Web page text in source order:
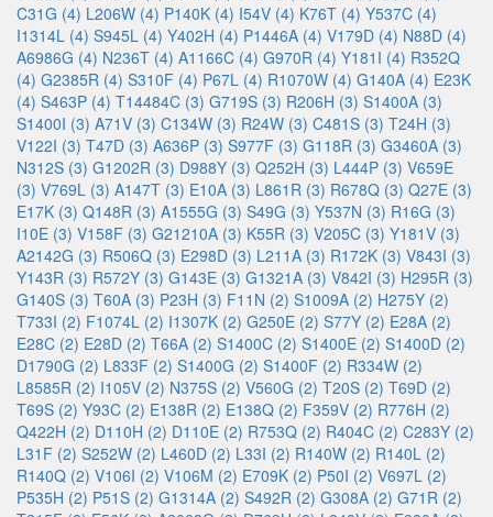
C31G (4) L206W (4) P140K (4) I54V (4) K76T (4) Y537C (4)
I1314L (4) S945L (4) Y402H (4) P1446A (4) V179D (4) N88D (4)
A6986G (4) N236T (4) A1166C (4) G970R (4) Y181I (4) R352Q
(4) G2385R (4) S310F (4) P67L (4) R1070W (4) G140A (4) E23K
(4) S463P (4) T14484C (3) G719S (3) R206H (3) S1400A (3)
S1400I (3) A71V (3) C134W (3) R24W (3) C481S (3) T24H (3)
V122I (3) T47D (3) A636P (3) S977F (3) G118R (3) G3460A (3)
N312S (3) G1202R (3) D988Y (3) Q252H (3) L444P (3) V659E
(3) V769L (3) A147T (3) E10A (3) L861R (3) R678Q (3) Q27E (3)
E17K (3) Q148R (3) A1555G (3) S49G (3) Y537N (3) R16G (3)
I10E (3) V158F (3) G21210A (3) K55R (3) V205C (3) Y181V (3)
A2142G (3) R506Q (3) E298D (3) L211A (3) R172K (3) V843I (3)
Y143R (3) R572Y (3) G143E (3) G1321A (3) V842I (3) H295R (3)
G140S (3) T60A (3) P23H (3) F11N (2) S1009A (2) H275Y (2)
T733I (2) F1074L (2) I1307K (2) G250E (2) S77Y (2) E28A (2)
E28C (2) E28D (2) T66A (2) S1400C (2) S1400E (2) S1400D (2)
D1790G (2) L833F (2) S1400G (2) S1400F (2) R334W (2)
L8585R (2) I105V (2) N375S (2) V560G (2) T20S (2) T69D (2)
T69S (2) Y93C (2) E138R (2) E138Q (2) F359V (2) R776H (2)
Q422H (2) D110H (2) D110E (2) R753Q (2) R404C (2) C283Y (2)
L31F (2) S252W (2) L460D (2) L33I (2) R140W (2) R140L (2)
R140Q (2) V106I (2) V106M (2) E709K (2) P50I (2) V697L (2)
P535H (2) P51S (2) G1314A (2) S492R (2) G308A (2) G71R (2)